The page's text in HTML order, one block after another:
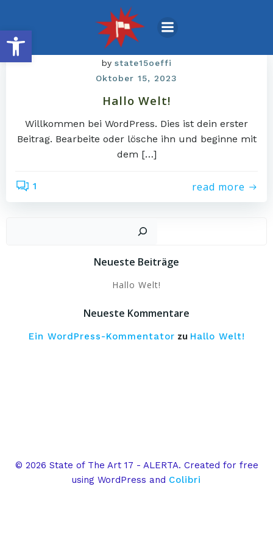
Open toolbar
Inhalt
springen
by state15oeffi
Oktober 15, 2023
Hallo Welt!
Willkommen bei WordPress. Dies ist dein erster
Beitrag. Bearbeite oder lösche ihn und beginne mit
dem […]
1 read more
Neueste Beiträge
Hallo Welt!
Neueste Kommentare
Ein WordPress-Kommentator zu Hallo Welt!
© 2026 State of The Art 17 - ALERTA. Created for free
using WordPress and Colibri